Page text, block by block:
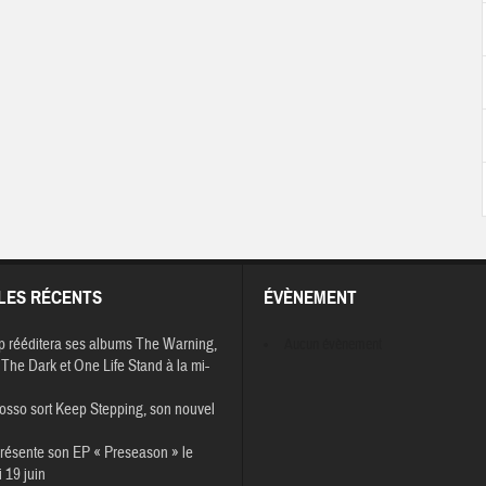
RÉCENTS
rééditera ses albums The Warning,
Dark et One Life Stand à la mi-
sort Keep Stepping, son nouvel
son EP « Preseason » le
19 juin
ÉVÈNEMENT